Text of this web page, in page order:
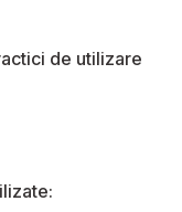
de utilizare